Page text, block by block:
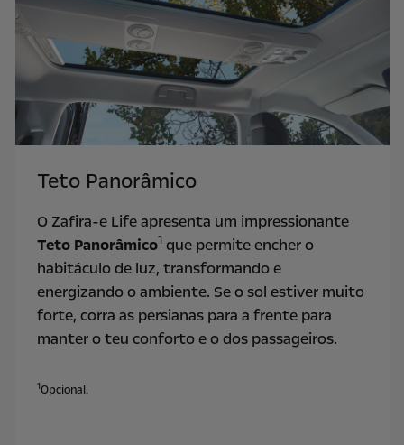
Teto Panorâmico
O Zafira-e Life apresenta um impressionante
Teto Panorâmico1que permite encher o
habitáculo de luz, transformando e
energizando o ambiente. Se o sol estiver muito
forte, corra as persianas para a frente para
manter o teu conforto e o dos passageiros.
1Opcional.